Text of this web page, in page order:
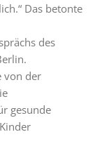
Das betonte
des
von der
gesunde